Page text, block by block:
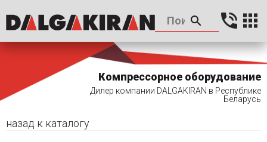
Компрессорное оборудование
Дилер компании DALGAKIRAN в Республике
Беларусь
назад к каталогу